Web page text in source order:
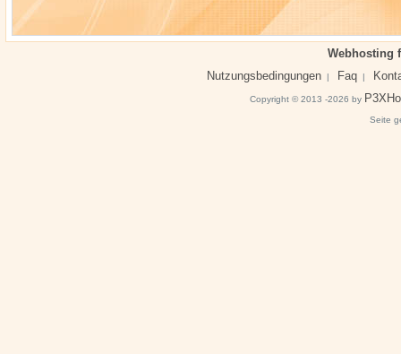
Webhosting
Nutzungsbedingungen | Faq |
Copyright © 2013 -2026 by
Seite